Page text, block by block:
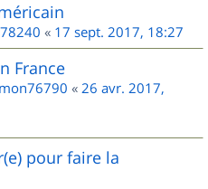
« 17 sept. 2017, 18:27
France
« 26 avr. 2017,
pour faire la